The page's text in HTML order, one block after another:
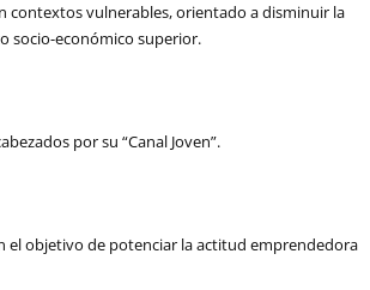
contextos vulnerables, orientado a disminuir la
socio-económico superior.
por su “Canal Joven”.
el objetivo de potenciar la actitud emprendedora